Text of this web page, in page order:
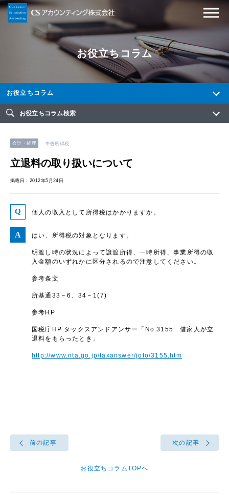
お役立ちコラム
お役立ちコラム
お役立ちコラム検索
会計・経理 申告所得税
立退料の取り扱いについて
掲載日：2012年5月24日
個人の収入として所得税はかかりますか。
はい、所得税の対象となります。
明渡し時の状況によって譲渡所得、一時所得、事業所得の収
入金額のいずれかに区分されるので注意してください。
参考条文
所基通33－6、34－1(7)
参考HP
国税庁HP タックスアンドアンサー「No.3155 借家人が立
退料をもらったとき」
http://www.nta.go.jp/taxanswer/joto/3155.htm
前の記事
お役立ちコラムTOPへ
次の記事